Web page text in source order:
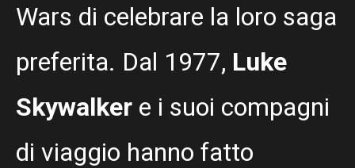
Wars di celebrare la loro saga
preferita. Dal 1977, Luke
Skywalker e i suoi compagni
di viaggio hanno fatto